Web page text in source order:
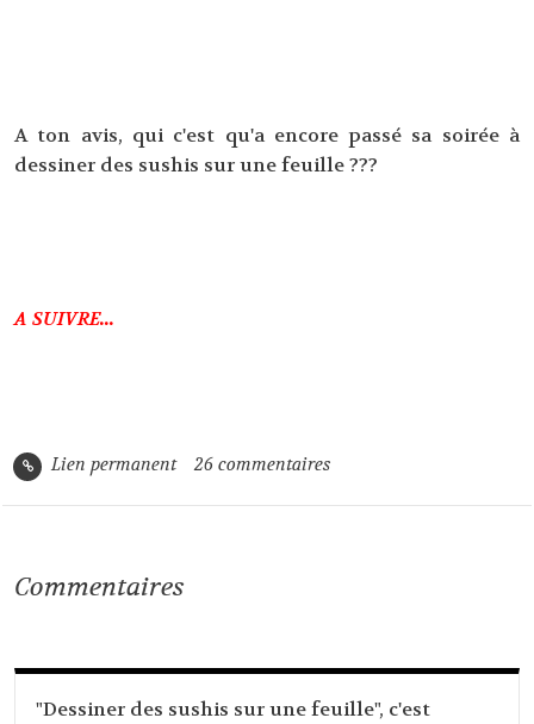
A ton avis, qui c'est qu'a encore passé sa soirée à
dessiner des sushis sur une feuille ???
A SUIVRE...
Lien permanent 26 commentaires
Commentaires
"Dessiner des sushis sur une feuille", c'est